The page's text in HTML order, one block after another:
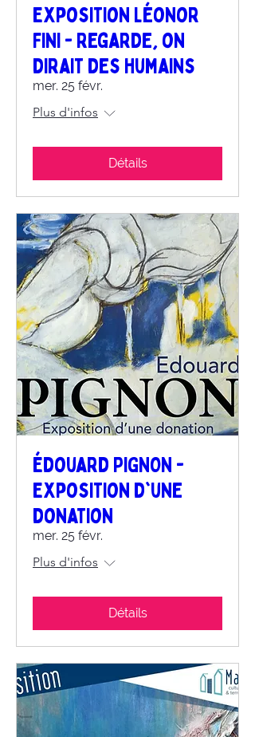
Exposition Léonor
Fini - Regarde, on
dirait des humains
mer. 25 févr.
Plus d'infos
Détails
Édouard PIGNON -
Exposition d'une
donation
mer. 25 févr.
Plus d'infos
Détails